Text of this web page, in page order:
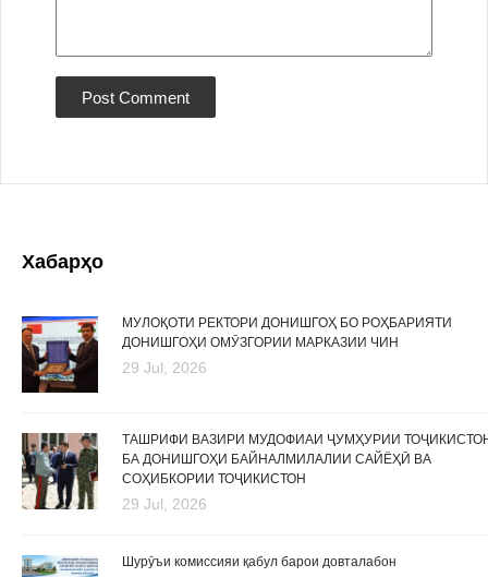
Хабарҳо
МУЛОҚОТИ РЕКТОРИ ДОНИШГОҲ БО РОҲБАРИЯТИ
ДОНИШГОҲИ ОМӮЗГОРИИ МАРКАЗИИ ЧИН
29 Jul, 2026
ТАШРИФИ ВАЗИРИ МУДОФИАИ ҶУМҲУРИИ
БА ДОНИШГОҲИ БАЙНАЛМИЛАЛИИ САЙЁҲӢ ВА
СОҲИБКОРИИ ТОҶИКИСТОН
29 Jul, 2026
Шурӯъи комиссияи қабул барои довталабон